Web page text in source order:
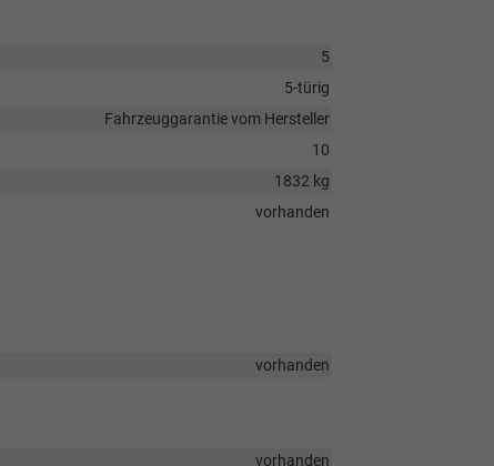
5
5-türig
Fahrzeuggarantie vom Hersteller
10
1832 kg
vorhanden
vorhanden
vorhanden